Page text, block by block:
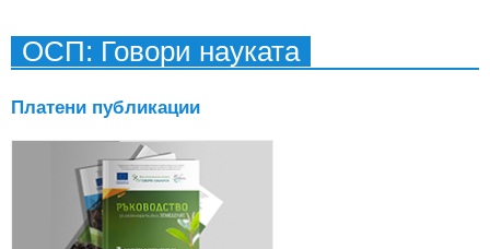
ОСП: Говори науката
Платени публикации